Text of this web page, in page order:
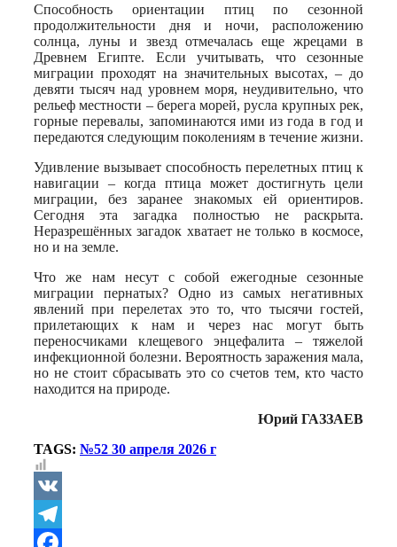
Способность ориентации птиц по сезонной
продолжительности дня и ночи, расположению
солнца, луны и звезд отмечалась еще жрецами в
Древнем Египте. Если учитывать, что сезонные
миграции проходят на значительных высотах, – до
девяти тысяч над уровнем моря, неудивительно, что
рельеф местности – берега морей, русла крупных рек,
горные перевалы, запоминаются ими из года в год и
передаются следующим поколениям в течение жизни.
Удивление вызывает способность перелетных птиц к
навигации – когда птица может достигнуть цели
миграции, без заранее знакомых ей ориентиров.
Сегодня эта загадка полностью не раскрыта.
Неразрешённых загадок хватает не только в космосе,
но и на земле.
Что же нам несут с собой ежегодные сезонные
миграции пернатых? Одно из самых негативных
явлений при перелетах это то, что тысячи гостей,
прилетающих к нам и через нас могут быть
переносчиками клещевого энцефалита – тяжелой
инфекционной болезни. Вероятность заражения мала,
но не стоит сбрасывать это со счетов тем, кто часто
находится на природе.
Юрий ГАЗЗАЕВ
TAGS: №52 30 апреля 2026 г
VK
Telegram